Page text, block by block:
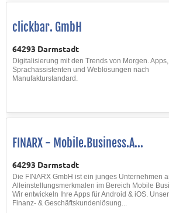
clickbar. GmbH
64293 Darmstadt
Digitalisierung mit den Trends von Morgen. Apps,
Sprachassistenten und Weblösungen nach
Manufakturstandard.
FINARX - Mobile.Business.A...
64293 Darmstadt
Die FINARX GmbH ist ein junges Unternehmen
Alleinstellungsmerkmalen im Bereich Mobile
Wir entwickeln Ihre Apps für Android & iOS.
Finanz- & Geschäftskundenlösung...